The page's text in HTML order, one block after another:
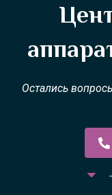
Остались